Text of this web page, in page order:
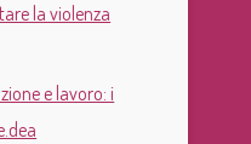
la violenza
e lavoro: i